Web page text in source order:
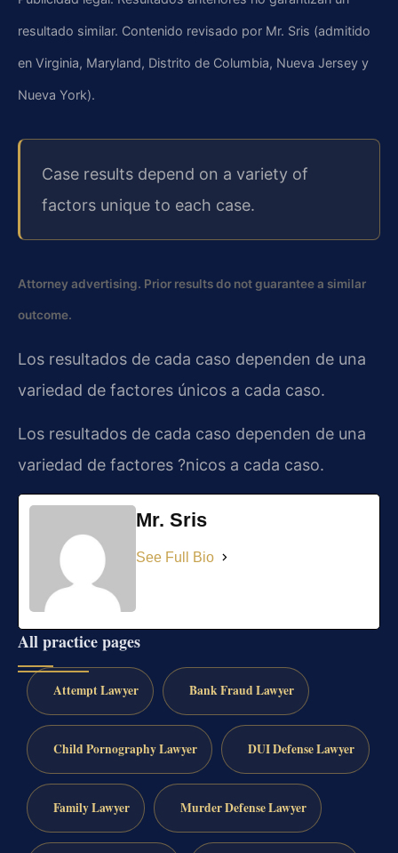
resultado similar. Contenido revisado por Mr. Sris (admitido
en Virginia, Maryland, Distrito de Columbia, Nueva Jersey y
Nueva York).
Case results depend on a variety of
factors unique to each case.
Attorney advertising. Prior results do not guarantee a similar
outcome.
Los resultados de cada caso dependen de una
variedad de factores únicos a cada caso.
Los resultados de cada caso dependen de una
variedad de factores ?nicos a cada caso.
Mr. Sris
See Full Bio
All practice pages
Attempt Lawyer Bank Fraud Lawyer
Child Pornography Lawyer DUI Defense Lawyer
Family Lawyer Murder Defense Lawyer